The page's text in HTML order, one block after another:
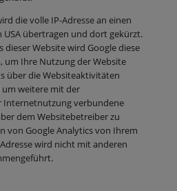
die volle IP-Adresse an einen
USA übertragen und dort gekürzt.
dieser Website wird Google diese
Ihre Nutzung der Website
über die Websiteaktivitäten
weitere mit der
Internetnutzung verbundene
dem Websitebetreiber zu
von Google Analytics von Ihrem
wird nicht mit anderen